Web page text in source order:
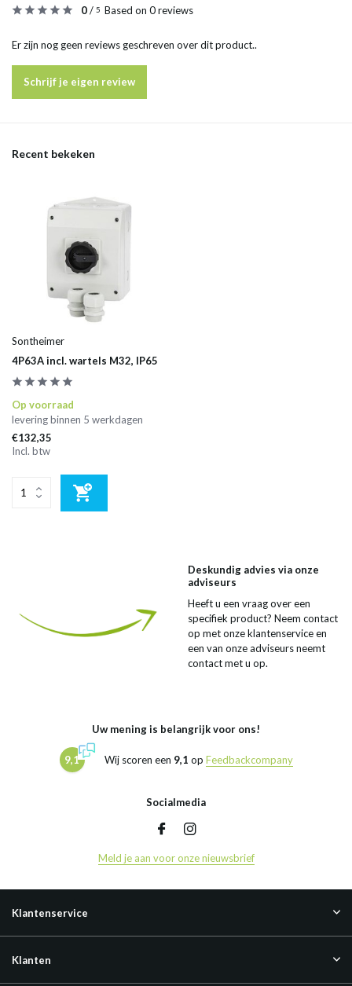
0/ 5 Based on 0 reviews
Er zijn nog geen reviews geschreven over dit product..
Schrijf je eigen review
Recent bekeken
Sontheimer
4P63A incl. wartels M32, IP65
Op voorraad
levering binnen 5 werkdagen
€132,35
Incl. btw
Deskundig advies via onze
adviseurs
Heeft u een vraag over een
specifiek product? Neem contact
op met onze klantenservice en
een van onze adviseurs neemt
contact met u op.
Uw mening is belangrijk voor ons!
9,1 Wij scoren een 9,1 op Feedbackcompany
Socialmedia
Meld je aan voor onze nieuwsbrief
Klantenservice
Klanten